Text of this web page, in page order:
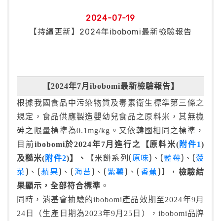
2024-07-19
【持續更新】2024年ibobomi最新檢驗報告
【2024年7月ibobomi最新檢驗報告】
根據我國食品中污染物質及毒素衛生標準第三條之
規定，食品供應製造嬰幼兒食品之原料米，其無機
砷之限量標準為0.1mg/kg。又依韓國相同之標準，
目前ibobomi於2024年7月進行之【原料米( 附件1)
及糙米( 附件2)】、 【米餅系列(原味)、(藍莓)、(菠
菜)、(蘋果)、( 海苔)、(紫薯)、( 香蕉)】， 檢驗結
果顯示， 全部符合標準 。
同時，消基會抽驗的ibobomi產品效期至2024年9月
24日（生產日期為2023年9月25日），ibobomi品牌